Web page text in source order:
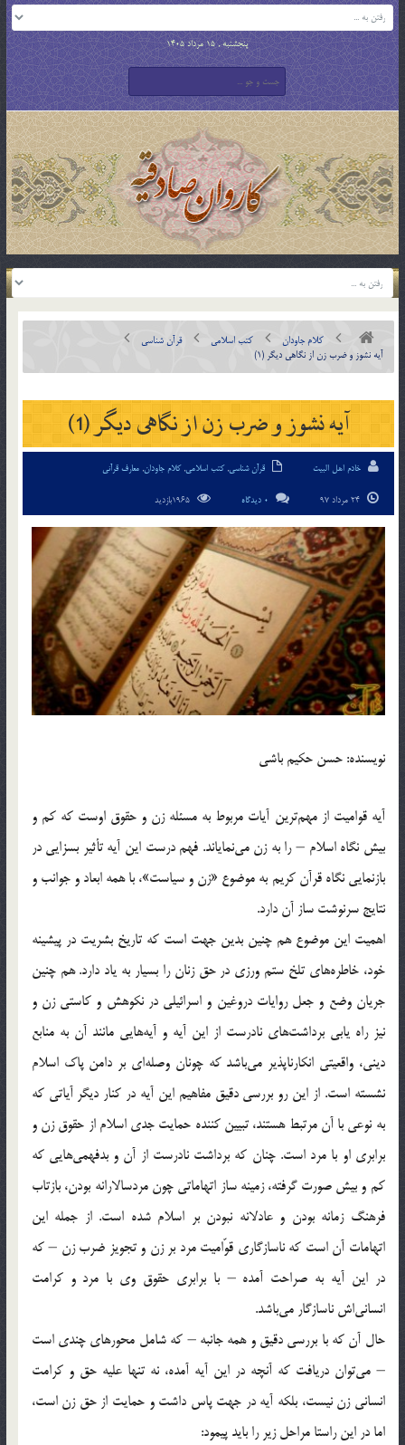
پنجشنبه , 15 مرداد 1405
کلام جاودان کتب اسلامی
قرآن شناسی
آیه نشوز و ضرب زن از نگاهی دیگر (1)
آیه نشوز و ضرب زن از نگاهی دیگر (1)
خادم اهل البیت قرآن شناسی,کتب اسلامی,کلام جاودان, معارف قرآنی
0 دیدگاه
نویسنده: حسن حکیم باشی
آیه قوامیت از مهم‌ترین آیات مربوط به مسئله زن و حقوق اوست که کم و
بیش نگاه اسلام – را به زن می‌نمایاند. فهم درست این آیه تأثیر بسزایی در
بازنمایی نگاه قرآن کریم به موضوع «زن و سیاست»، با همه ابعاد و جوانب و
نتایج سرنوشت ساز آن دارد.
اهمیت این موضوع هم چنین بدین جهت است که تاریخ بشریت در پیشینه
خود، خاطره‌ها‌ی‌ تلخ ستم ورزی در حق زنان را بسیار به یاد دارد. هم چنین
جریان وضع و جعل روایات دروغین و اسرائیلی در نکوهش و کاستی زن و
نیز راه یابی برداشت‌ها‌ی‌ نادرست از این آیه و آیه‌هایی مانند آن به منابع
دینی، واقعیتی انکارناپذیر می‌باشد که چونان وصله‌ای بر دامن پاک اسلام
نشسته است. از این رو بررسی دقیق مفاهیم این آیه در کنار دیگر آیاتی که
به نوعی با آن مرتبط هستند، تبیین کننده حمایت جدی اسلام از حقوق زن و
برابری او با مرد است. چنان که برداشت نادرست از آن و بدفهمی‌هایی که
کم و بیش صورت گرفته، زمینه ساز اتهاماتی چون مردسالارانه بودن، بازتاب
فرهنگ زمانه بودن و عادلانه نبودن بر اسلام شده است. از جمله این
اتهامات آن است که ناسازگاری قوّامیت مرد بر زن و تجویز ضرب زن – که
در این آیه به صراحت آمده – با برابری حقوق وی با مرد و کرامت
انسانی‌اش ناسازگار می‌باشد.
حال آن که با بررسی دقیق و همه جانبه – که شامل محورهای چندی است
– می‌توان دریافت که آنچه در این آیه آمده، نه تنها علیه حق و کرامت
انسانی زن نیست، بلکه آیه در جهت پاس داشت و حمایت از حق زن است،
اما در این راستا مراحل زیر را باید پیمود: